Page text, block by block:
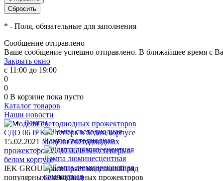
* - Поля, обязательные для заполнения
Сообщение отправлено
Ваше сообщение успешно отправлено. В ближайшее время с
Закрыть окно
с 11:00 до 19:00
0
0
0 В корзине пока пусто
Каталог товаров
Лампы
Лампа светодиодная
Лампа люминесцентная
Наши новости
15.02.2021 Модели светодиодных
прожекторов СДО 06 IEK®: теперь в
белом корпусе
IEK GROUP расширяет модельный ряд
популярных светодиодных прожекторов